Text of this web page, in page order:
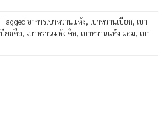
Tagged อาการเบาหวานแห้ง, เบาหวานเปียก, เบา
ปียกคือ, เบาหวานแห้ง คือ, เบาหวานแห้ง ผอม, เบา